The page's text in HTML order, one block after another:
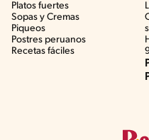
Platos fuertes
Sopas y Cremas
Piqueos
Postres peruanos
Recetas fáciles